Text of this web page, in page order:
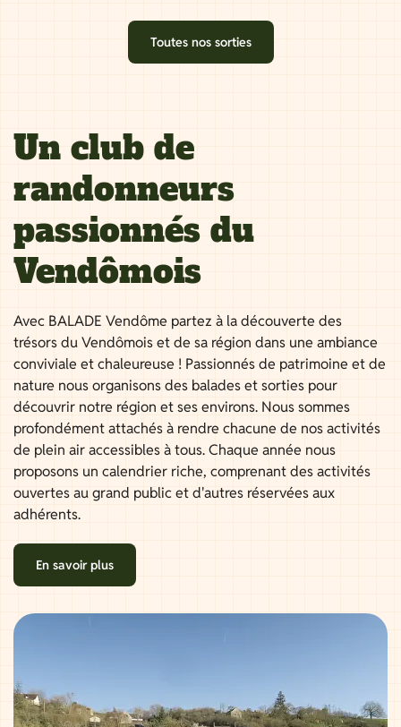
Toutes nos sorties
Un club de
randonneurs
passionnés du
Vendômois
Avec BALADE Vendôme partez à la découverte des
trésors du Vendômois et de sa région dans une ambiance
conviviale et chaleureuse ! Passionnés de patrimoine et de
nature nous organisons des balades et sorties pour
découvrir notre région et ses environs. Nous sommes
profondément attachés à rendre chacune de nos activités
de plein air accessibles à tous. Chaque année nous
proposons un calendrier riche, comprenant des activités
ouvertes au grand public et d'autres réservées aux
adhérents.
En savoir plus